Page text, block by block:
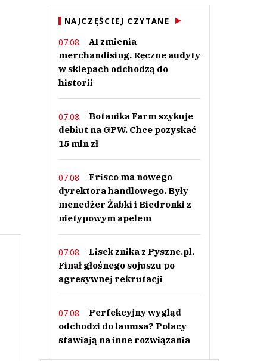
NAJCZĘŚCIEJ CZYTANE
07.08.
AI zmienia
merchandising. Ręczne audyty
w sklepach odchodzą do
historii
07.08.
Botanika Farm szykuje
debiut na GPW. Chce pozyskać
15 mln zł
07.08.
Frisco ma nowego
dyrektora handlowego. Były
menedżer Żabki i Biedronki z
nietypowym apelem
07.08.
Lisek znika z Pyszne.pl.
Finał głośnego sojuszu po
agresywnej rekrutacji
07.08.
Perfekcyjny wygląd
odchodzi do lamusa? Polacy
stawiają na inne rozwiązania